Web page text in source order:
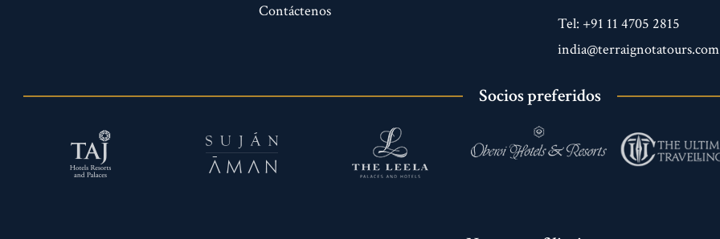
Contáctenos
Tel: +91 11 4705 2815
india@terraignotatours.com
Socios preferidos